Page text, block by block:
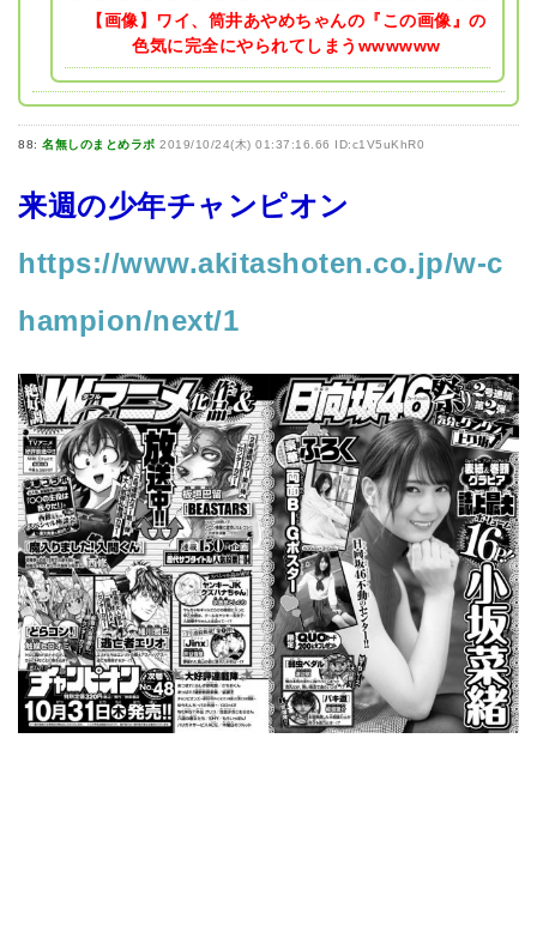
【画像】ワイ、筒井あやめちゃんの『この画像』の
色気に完全にやられてしまうwwwwww
88: 名無しのまとめラボ 2019/10/24(木) 01:37:16.66 ID:c1V5uKhR0
来週の少年チャンピオン
https://www.akitashoten.co.jp/w-c
hampion/next/1